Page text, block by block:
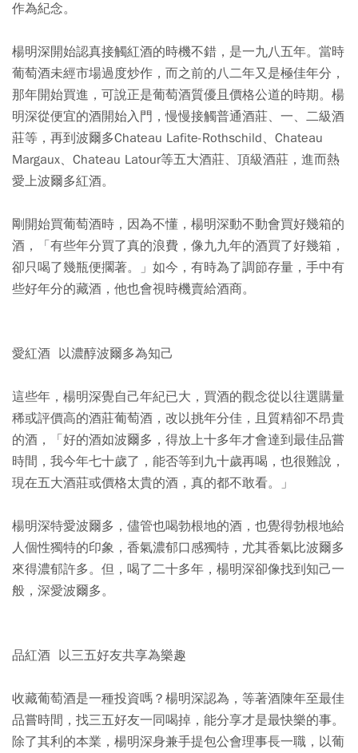
作為紀念。
楊明深開始認真接觸紅酒的時機不錯，是一九八五年。當時
葡萄酒未經市場過度炒作，而之前的八二年又是極佳年分，
那年開始買進，可說正是葡萄酒質優且價格公道的時期。楊
明深從便宜的酒開始入門，慢慢接觸普通酒莊、一、二級酒
莊等，再到波爾多Chateau Lafite-Rothschild、Chateau
Margaux、Chateau Latour等五大酒莊、頂級酒莊，進而熱
愛上波爾多紅酒。
剛開始買葡萄酒時，因為不懂，楊明深動不動會買好幾箱的
酒，「有些年分買了真的浪費，像九九年的酒買了好幾箱，
卻只喝了幾瓶便擱著。」如今，有時為了調節存量，手中有
些好年分的藏酒，他也會視時機賣給酒商。
愛紅酒 以濃醇波爾多為知己
這些年，楊明深覺自己年紀已大，買酒的觀念從以往選購量
稀或評價高的酒莊葡萄酒，改以挑年分佳，且質精卻不昂貴
的酒，「好的酒如波爾多，得放上十多年才會達到最佳品嘗
時間，我今年七十歲了，能否等到九十歲再喝，也很難說，
現在五大酒莊或價格太貴的酒，真的都不敢看。」
楊明深特愛波爾多，儘管也喝勃根地的酒，也覺得勃根地給
人個性獨特的印象，香氣濃郁口感獨特，尤其香氣比波爾多
來得濃郁許多。但，喝了二十多年，楊明深卻像找到知己一
般，深愛波爾多。
品紅酒 以三五好友共享為樂趣
收藏葡萄酒是一種投資嗎？楊明深認為，等著酒陳年至最佳
品嘗時間，找三五好友一同喝掉，能分享才是最快樂的事。
除了其利的本業，楊明深身兼手提包公會理事長一職，以葡